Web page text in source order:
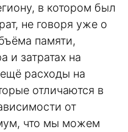
в котором был
не говоря уже о
памяти,
и затратах на
расходы на
отличаются в
от
что мы можем